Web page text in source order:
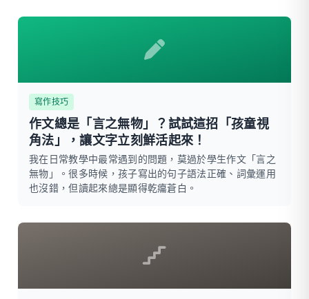
寫作技巧
作文總是「言之無物」？試試這招「孩童視
角法」，讓文字立刻鮮活起來！
我在日常教學中最常遇到的問題，莫過於學生作文「言之
無物」。很多時候，孩子寫出的句子語法正確、詞彙運用
也沒錯，但讀起來總是顯得乾癟蒼白。